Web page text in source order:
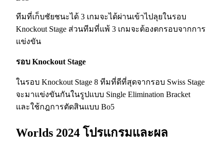
ทีมที่เก็บชัยชนะได้ 3 เกมจะได้ผ่านเข้าไปลุยในรอบ
Knockout Stage ส่วนทีมที่แพ้ 3 เกมจะต้องตกรอบจากการ
แข่งขัน
รอบ Knockout Stage
ในรอบ Knockout Stage 8 ทีมที่ดีที่สุดจากรอบ Swiss Stage
จะมาแข่งขันกันในรูปแบบ Single Elimination Bracket
และใช้กฎการตัดสินแบบ Bo5
Worlds 2024 โปรแกรมและผล